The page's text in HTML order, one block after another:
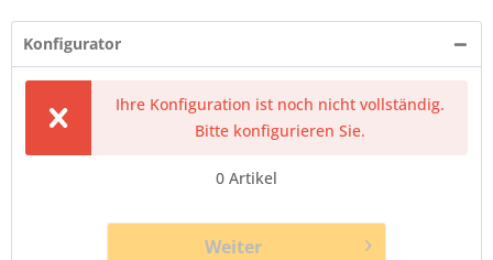
Konfigurator
Ihre Konfiguration ist noch nicht vollständig.
Bitte konfigurieren Sie.
0 Artikel
Weiter